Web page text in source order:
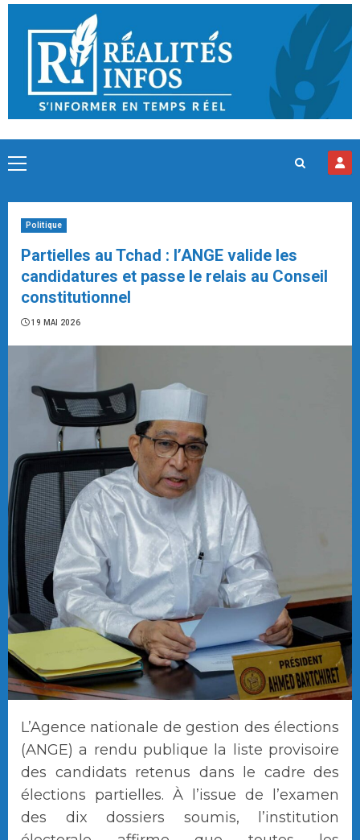
Skip
content
Primary
Politique
Partielles au Tchad : l’ANGE valide les
candidatures et passe le relais au Conseil
constitutionnel
19 MAI 2026
L’Agence nationale de gestion des élections
(ANGE) a rendu publique la liste provisoire
des candidats retenus dans le cadre des
élections partielles. À l’issue de l’examen
des dix dossiers soumis, l’institution